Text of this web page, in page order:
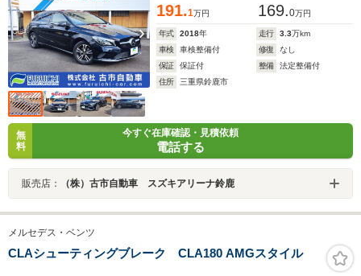
191.1万円 169.0万円
年式 2018年 走行 3.3万km
車検
車検整備付 修復
なし
保証
保証付 整備
法定整備付
住所
三重県鈴鹿市
無
料
今すぐ在庫確認・見積依頼
電話する
販売店： （株）古市自動車 スズキアリーナ鈴鹿
メルセデス・ベンツ
CLAシューティングブレーク CLA180 AMGスタイル